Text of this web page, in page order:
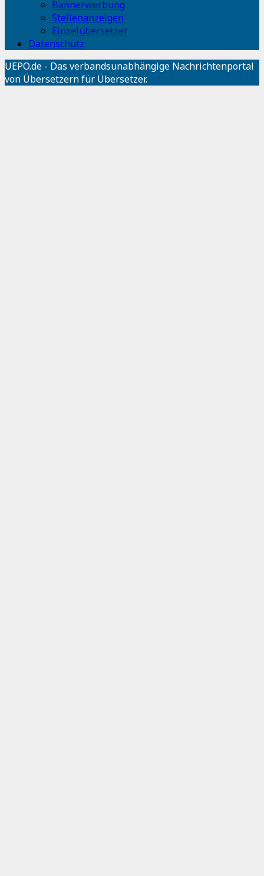
Bannerwerbung
Stellenanzeigen
Einzelübersetzer
Datenschutz
UEPO.de - Das verbandsunabhängige Nachrichtenportal
von Übersetzern für Übersetzer.